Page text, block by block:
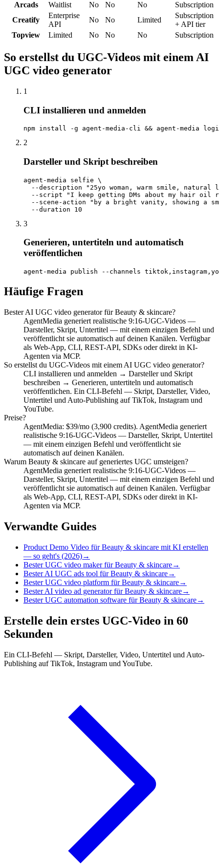
Arcads
Waitlist No No No
Subscription
Creatify
Enterprise
API
No No Limited
Subscription
+ API tier
Topview
Limited No No No Subscription
So erstellst du UGC-Videos mit einem AI
UGC video generator
1
CLI installieren und anmelden
npm install -g agent-media-cli && agent-media
2
Darsteller und Skript beschreiben
agent-media selfie \
--description "25yo woman, warm smile, natural
--script "I keep getting DMs about my hair oil
--scene-action "by a bright vanity, showing a
  --duration 10
3
Generieren, untertiteln und automatisch
veröffentlichen
agent-media publish --channels
Häufige Fragen
Bester AI UGC video generator für Beauty & skincare?
AgentMedia generiert realistische 9:16-UGC-Videos —
Darsteller, Skript, Untertitel — mit einem einzigen Befehl und
veröffentlicht sie automatisch auf deinen Kanälen. Verfügbar
als Web-App, CLI, REST-API, SDKs oder direkt in KI-
Agenten via MCP.
So erstellst du UGC-Videos mit einem AI UGC video generator?
CLI installieren und anmelden → Darsteller und Skript
beschreiben → Generieren, untertiteln und automatisch
veröffentlichen. Ein CLI-Befehl — Skript, Darsteller, Video,
Untertitel und Auto-Publishing auf TikTok, Instagram und
YouTube.
Preise?
AgentMedia: $39/mo (3,900 credits). AgentMedia generiert
realistische 9:16-UGC-Videos — Darsteller, Skript, Untertitel
— mit einem einzigen Befehl und veröffentlicht sie
automatisch auf deinen Kanälen.
Warum Beauty & skincare auf generiertes UGC umsteigen?
AgentMedia generiert realistische 9:16-UGC-Videos —
Darsteller, Skript, Untertitel — mit einem einzigen Befehl und
veröffentlicht sie automatisch auf deinen Kanälen. Verfügbar
als Web-App, CLI, REST-API, SDKs oder direkt in KI-
Agenten via MCP.
Verwandte Guides
Product Demo Video für Beauty & skincare mit KI erstellen
— so geht's (2026)→
Bester UGC video maker für Beauty & skincare→
Bester AI UGC ads tool für Beauty & skincare→
Bester UGC video platform für Beauty & skincare→
Bester AI video ad generator für Beauty & skincare→
Bester UGC automation software für Beauty & skincare→
Erstelle dein erstes UGC-Video in 60
Sekunden
Ein CLI-Befehl — Skript, Darsteller, Video, Untertitel und Auto-
Publishing auf TikTok, Instagram und YouTube.